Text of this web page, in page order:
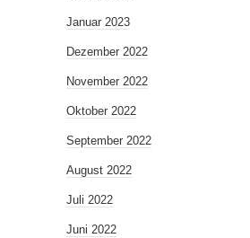
Januar 2023
Dezember 2022
November 2022
Oktober 2022
September 2022
August 2022
Juli 2022
Juni 2022